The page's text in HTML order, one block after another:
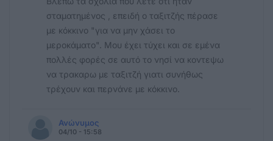
σταματημένος , επειδή ο ταξιτζής πέρασε
με κόκκινο "για να μην χάσει το
μεροκάματο". Μου έχει τύχει και σε εμένα
πολλές φορές σε αυτό το νησί να κοντεψω
να τρακαρω με ταξιτζή γιατι συνήθως
τρέχουν και περνάνε με κόκκινο.
Ανώνυμος
04/10 - 15:58